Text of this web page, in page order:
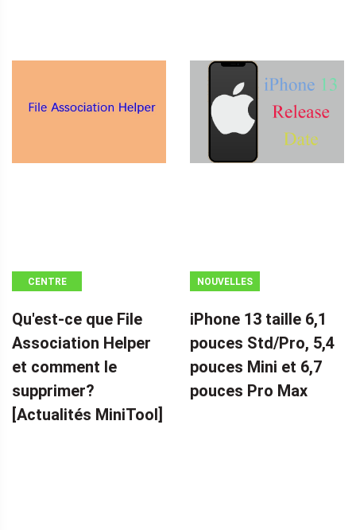
CENTRE
MINITOOL
Qu'est-ce que File
Association Helper
et comment le
supprimer?
[Actualités MiniTool]
NOUVELLES
iPhone 13 taille 6,1
pouces Std/Pro, 5,4
pouces Mini et 6,7
pouces Pro Max